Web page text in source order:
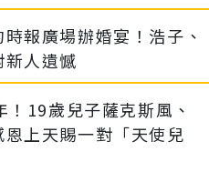
報廣場辦婚宴！浩子、
人遺憾
19歲兒子薩克斯風、
上天賜一對「天使兒